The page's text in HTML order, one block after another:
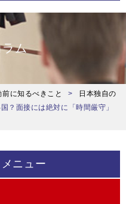
ム
前に知るべきこと
日本独自の
？面接には絶対に「時間厳守」
ニュー